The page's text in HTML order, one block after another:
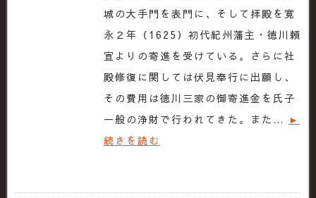
城の大手門を表門に、そして拝殿を寛
永２年（1625）初代紀州藩主・徳川頼
宣よりの寄進を受けている。さらに社
殿修復に関しては伏見奉行に出願し、
その費用は徳川三家の御寄進金を氏子
一般の浄財で行われてきた。また… ►
続きを読む